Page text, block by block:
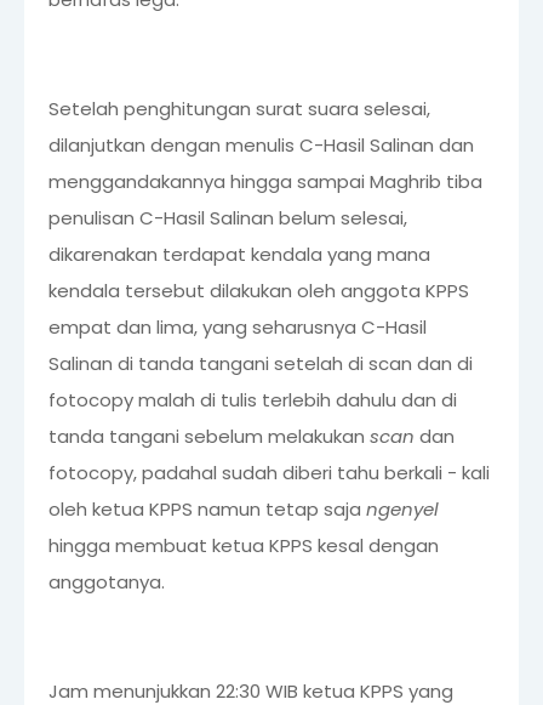
Setelah penghitungan surat suara selesai,
dilanjutkan dengan menulis C-Hasil Salinan dan
menggandakannya hingga sampai Maghrib tiba
penulisan C-Hasil Salinan belum selesai,
dikarenakan terdapat kendala yang mana
kendala tersebut dilakukan oleh anggota KPPS
empat dan lima, yang seharusnya C-Hasil
Salinan di tanda tangani setelah di scan dan di
fotocopy malah di tulis terlebih dahulu dan di
tanda tangani sebelum melakukan scan dan
fotocopy, padahal sudah diberi tahu berkali - kali
oleh ketua KPPS namun tetap saja ngenyel
hingga membuat ketua KPPS kesal dengan
anggotanya.
Jam menunjukkan 22:30 WIB ketua KPPS yang